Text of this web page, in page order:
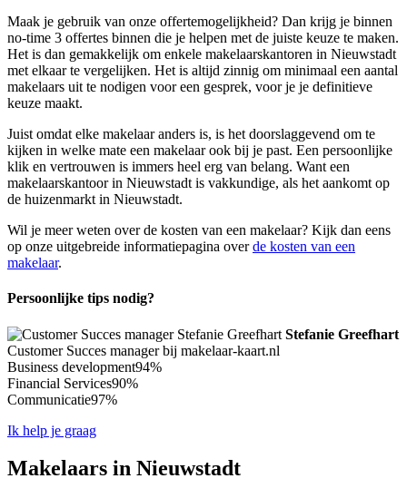
Maak je gebruik van onze offertemogelijkheid? Dan krijg je binnen
no-time 3 offertes binnen die je helpen met de juiste keuze te maken.
Het is dan gemakkelijk om enkele makelaarskantoren in Nieuwstadt
met elkaar te vergelijken. Het is altijd zinnig om minimaal een aantal
makelaars uit te nodigen voor een gesprek, voor je je definitieve
keuze maakt.
Juist omdat elke makelaar anders is, is het doorslaggevend om te
kijken in welke mate een makelaar ook bij je past. Een persoonlijke
klik en vertrouwen is immers heel erg van belang. Want een
makelaarskantoor in Nieuwstadt is vakkundige, als het aankomt op
de huizenmarkt in Nieuwstadt.
Wil je meer weten over de kosten van een makelaar? Kijk dan eens
op onze uitgebreide informatiepagina overde kosten van een
makelaar.
Persoonlijke tips nodig?
Stefanie Greefhart
Customer Succes manager bij makelaar-kaart.nl
Business development94%
Financial Services90%
Communicatie97%
Ik help je graag
Makelaars in Nieuwstadt